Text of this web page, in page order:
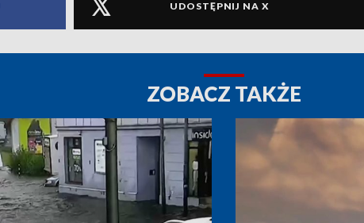
UDOSTĘPNIJ NA X
ZOBACZ TAKŻE